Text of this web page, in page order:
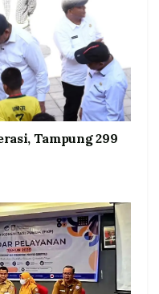
Tampung 299